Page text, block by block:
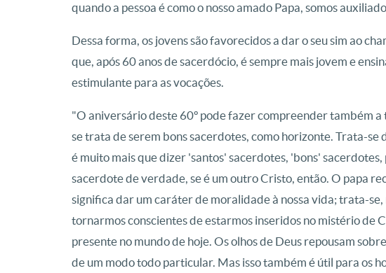
quando a pessoa é como o nosso amado Papa, somos
Dessa forma, os jovens são favorecidos a dar o seu sim ao
que, após 60 anos de sacerdócio, é sempre mais jovem e
estimulante para as vocações.
"O aniversário deste 60º pode fazer compreender também a
se trata de serem bons sacerdotes, como horizonte. Trata-se
é muito mais que dizer 'santos' sacerdotes, 'bons'
sacerdote de verdade, se é um outro Cristo, então. O papa
significa dar um caráter de moralidade à nossa vida; trata-
tornarmos conscientes de estarmos inseridos no mistério
presente no mundo de hoje. Os olhos de Deus repousam
de um modo todo particular. Mas isso também é útil para os